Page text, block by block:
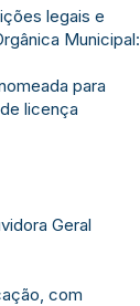
legais e
Municipal:
para
licença
Geral
com